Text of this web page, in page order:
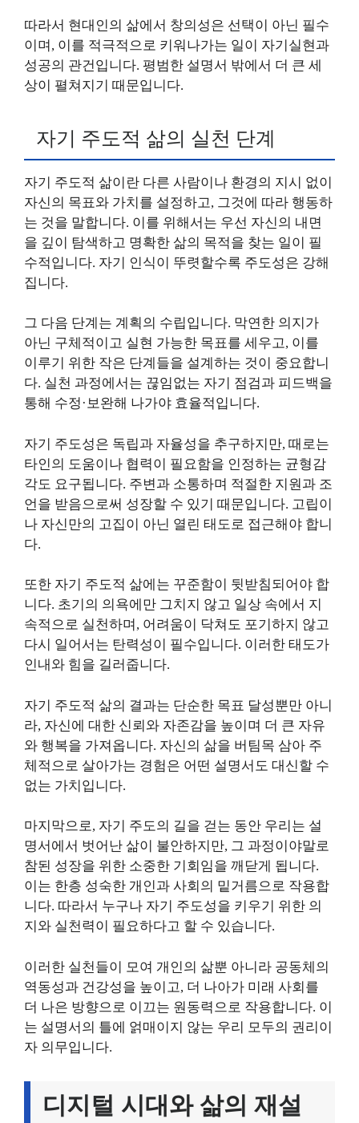
따라서 현대인의 삶에서 창의성은 선택이 아닌 필수
이며, 이를 적극적으로 키워나가는 일이 자기실현과
성공의 관건입니다. 평범한 설명서 밖에서 더 큰 세
상이 펼쳐지기 때문입니다.
자기 주도적 삶의 실천 단계
자기 주도적 삶이란 다른 사람이나 환경의 지시 없이
자신의 목표와 가치를 설정하고, 그것에 따라 행동하
는 것을 말합니다. 이를 위해서는 우선 자신의 내면
을 깊이 탐색하고 명확한 삶의 목적을 찾는 일이 필
수적입니다. 자기 인식이 뚜렷할수록 주도성은 강해
집니다.
그 다음 단계는 계획의 수립입니다. 막연한 의지가
아닌 구체적이고 실현 가능한 목표를 세우고, 이를
이루기 위한 작은 단계들을 설계하는 것이 중요합니
다. 실천 과정에서는 끊임없는 자기 점검과 피드백을
통해 수정·보완해 나가야 효율적입니다.
자기 주도성은 독립과 자율성을 추구하지만, 때로는
타인의 도움이나 협력이 필요함을 인정하는 균형감
각도 요구됩니다. 주변과 소통하며 적절한 지원과 조
언을 받음으로써 성장할 수 있기 때문입니다. 고립이
나 자신만의 고집이 아닌 열린 태도로 접근해야 합니
다.
또한 자기 주도적 삶에는 꾸준함이 뒷받침되어야 합
니다. 초기의 의욕에만 그치지 않고 일상 속에서 지
속적으로 실천하며, 어려움이 닥쳐도 포기하지 않고
다시 일어서는 탄력성이 필수입니다. 이러한 태도가
인내와 힘을 길러줍니다.
자기 주도적 삶의 결과는 단순한 목표 달성뿐만 아니
라, 자신에 대한 신뢰와 자존감을 높이며 더 큰 자유
와 행복을 가져옵니다. 자신의 삶을 버팀목 삼아 주
체적으로 살아가는 경험은 어떤 설명서도 대신할 수
없는 가치입니다.
마지막으로, 자기 주도의 길을 걷는 동안 우리는 설
명서에서 벗어난 삶이 불안하지만, 그 과정이야말로
참된 성장을 위한 소중한 기회임을 깨닫게 됩니다.
이는 한층 성숙한 개인과 사회의 밑거름으로 작용합
니다. 따라서 누구나 자기 주도성을 키우기 위한 의
지와 실천력이 필요하다고 할 수 있습니다.
이러한 실천들이 모여 개인의 삶뿐 아니라 공동체의
역동성과 건강성을 높이고, 더 나아가 미래 사회를
더 나은 방향으로 이끄는 원동력으로 작용합니다. 이
는 설명서의 틀에 얽매이지 않는 우리 모두의 권리이
자 의무입니다.
디지털 시대와 삶의 재설